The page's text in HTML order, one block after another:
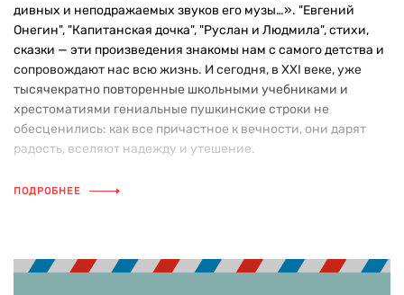
дивных и неподражаемых звуков его музы…». "Евгений
Онегин", "Капитанская дочка", "Руслан и Людмила", стихи,
сказки — эти произведения знакомы нам с самого детства и
сопровождают нас всю жизнь. И сегодня, в XXI веке, уже
тысячекратно повторенные школьными учебниками и
хрестоматиями гениальные пушкинские строки не
обесценились: как все причастное к вечности, они дарят
радость, вселяют надежду и утешение.
ПОДРОБНЕЕ